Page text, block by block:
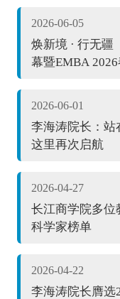
2026-06-05
焕新境 · 行无疆
幕暨EMBA
2026-06-01
李海涛院长：站
这里再次启航
2026-04-27
长江商学院多位
科学家榜单
2026-04-22
李海涛院长膺选